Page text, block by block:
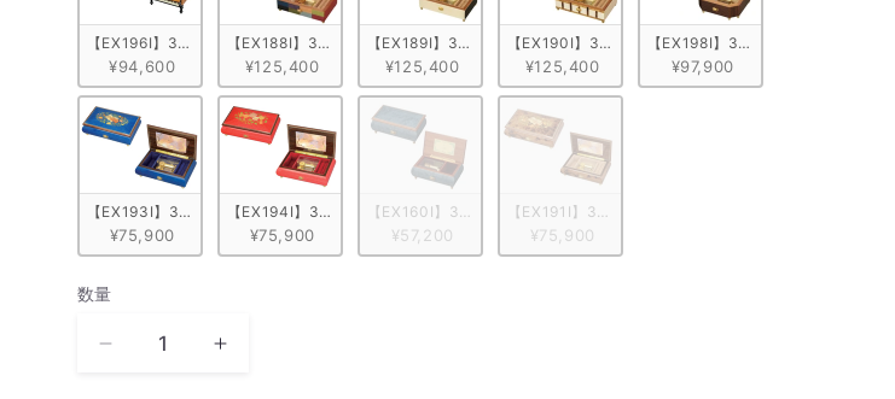
【EX196I】30弁 ORPHEUS イタリア象嵌小物入れ付き　グランドピアノ型
¥94,600
【EX188I】30弁 ORPHEUS イタリア象嵌小物入れ付き カラフル
¥125,400
【EX189I】30弁 ORPHEUS イタリア象嵌小物入れ付き モノトーン
¥125,400
【EX190I】30弁 ORPHEUS イタリア象嵌小物入れ付
¥125,400
【EX198I】30弁 ORPHEUS イタ
¥97,900
【EX193I】30弁 ORPHEUS イタリア象嵌小物入れ付き　ブルー/ヴァイオリン柄
¥75,900
【EX194I】30弁 ORPHEUS イタリア象嵌小物入れ付き　レッド/花柄
¥75,900
【EX160I】30弁 ORPHEUS 突板仕上げ　ブルーブラウン
¥57,200
【EX191I】30弁 ORPHEUS イタリア象嵌小物入れ付
¥75,900
数
数量
ホ